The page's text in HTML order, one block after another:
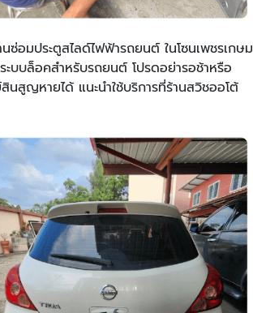
อมประตูสไลด์ไฟฟ้ารถยนต์ ในโซนเพชรเกษม
บบล็อคสำหรับรถยนต์ โปรดอย่ารอช้าหรือ
ญหายได้ แนะนำใช้บริการที่ร้านสวิชออโต้